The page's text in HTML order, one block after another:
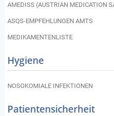
AMEDISS (AUSTRIAN MEDICATION
ASQS-EMPFEHLUNGEN AMTS
MEDIKAMENTENLISTE
Hygiene
NOSOKOMIALE INFEKTIONEN
Patientensicherheit